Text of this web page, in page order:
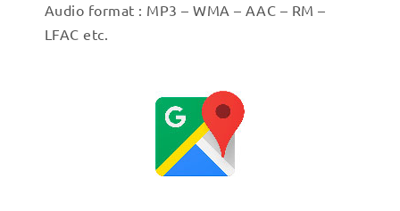
Audio format : MP3 – WMA – AAC – RM –
LFAC etc.